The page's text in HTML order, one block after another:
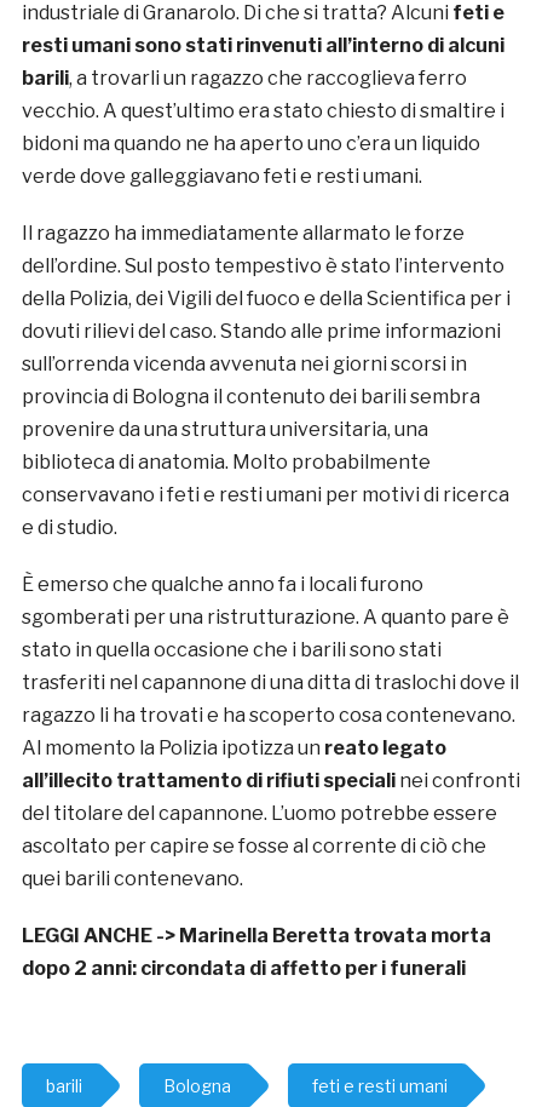
industriale di Granarolo. Di che si tratta? Alcuni feti e
resti umani sono stati rinvenuti all’interno di alcuni
barili, a trovarli un ragazzo che raccoglieva ferro
vecchio. A quest’ultimo era stato chiesto di smaltire i
bidoni ma quando ne ha aperto uno c’era un liquido
verde dove galleggiavano feti e resti umani.
Il ragazzo ha immediatamente allarmato le forze
dell’ordine. Sul posto tempestivo è stato l’intervento
della Polizia, dei Vigili del fuoco e della Scientifica per i
dovuti rilievi del caso. Stando alle prime informazioni
sull’orrenda vicenda avvenuta nei giorni scorsi in
provincia di Bologna il contenuto dei barili sembra
provenire da una struttura universitaria, una
biblioteca di anatomia. Molto probabilmente
conservavano i feti e resti umani per motivi di ricerca
e di studio.
È emerso che qualche anno fa i locali furono
sgomberati per una ristrutturazione. A quanto pare è
stato in quella occasione che i barili sono stati
trasferiti nel capannone di una ditta di traslochi dove il
ragazzo li ha trovati e ha scoperto cosa contenevano.
Al momento la Polizia ipotizza un reato legato
all’illecito trattamento di rifiuti specialinei confronti
del titolare del capannone. L’uomo potrebbe essere
ascoltato per capire se fosse al corrente di ciò che
quei barili contenevano.
LEGGI ANCHE -> Marinella Beretta trovata morta
dopo 2 anni: circondata di affetto per i funerali
barili Bologna feti e resti umani